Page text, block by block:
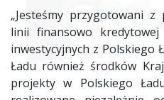
„Jesteśmy przygotowani
linii finansowo
inwestycyjnych z Polskiego
Ładu również środków
projekty w Polskiego